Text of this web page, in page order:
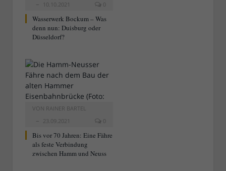
10.10.2021
0
Wasserwerk Bockum – Was
denn nun: Duisburg oder
Düsseldorf?
VON RAINER BARTEL
23.09.2021
0
Bis vor 70 Jahren: Eine Fähre
als feste Verbindung
zwischen Hamm und Neuss